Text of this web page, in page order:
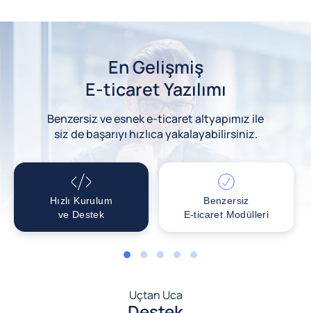
En Gelişmiş
E-ticaret Yazılımı
Benzersiz ve esnek e-ticaret altyapımız ile
siz de başarıyı hızlıca yakalayabilirsiniz.
Hızlı Kurulum
ve Destek
Benzersiz
E-ticaret Modülleri
1 2 3 4 5
Uçtan Uca